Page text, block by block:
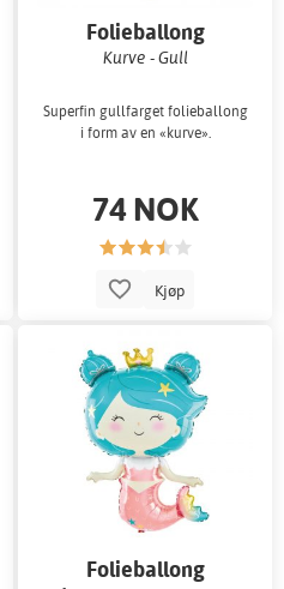
Folieballong
Kurve - Gull
Superfin gullfarget folieballong
i form av en «kurve».
74 NOK
Kjøp
Folieballong